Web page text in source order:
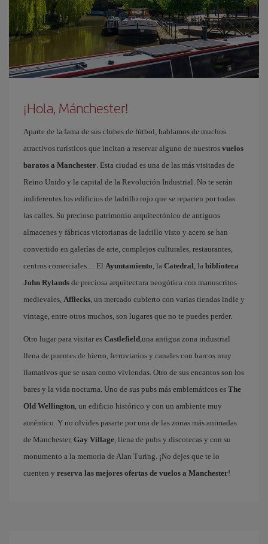
¡Hola, Mánchester!
Aparte de la fama de sus clubes de fútbol, hablamos de muchos
atractivos turísticos que incitan a reservar alguno de nuestros vuelos
baratos a Manchester. Esta ciudad es una de las más visitadas de
Reino Unido y la capital de la Revolución Industrial. No te serán
indiferentes los edificios de ladrillo rojo que se reparten por todas
las calles. Su precioso patrimonio arquitectónico de antiguos
almacenes y fábricas victorianas de ladrillo visto y acero se han
convertido en galerías de arte, complejos culturales, restaurantes,
centros comerciales… El Ayuntamiento, la Catedral, la biblioteca
John Rylands de preciosa arquitectura neogótica con manuscritos
medievales, Afflecks, un mercado cubierto con varias tiendas indie y
vintage, entre otros muchos, son lugares que no te puedes perder.
Otro lugar para visitar es Castlefield,una antigua zona industrial
llena de puentes de hierro, ferroviarios y canales con barcos muy
llamativos que se usan como viviendas. Otro de sus encantos son los
bares y la vida nocturna. Uno de sus pubs más emblemáticos es The
Old Wellington, un edificio histórico y con un ambiente muy
auténtico. Y no olvides pasarte por una de las zonas más animadas
de Manchester, Gay Village, llena de pubs y discotecas y con su
monumento a la memoria de Alan Turing. ¡No dejes que te lo
cuenten y reserva las mejores ofertas de vuelos a Manchester!